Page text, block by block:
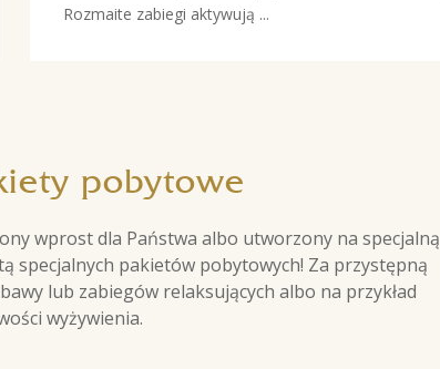
Rozmaite zabiegi aktywują ...
pobytowe
wprost dla Państwa albo utworzony na specjalną
specjalnych pakietów pobytowych! Za przystępną
lub zabiegów relaksujących albo na przykład
wyżywienia.